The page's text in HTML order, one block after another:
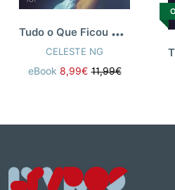
T
udo o Que Ficou Por Dizer
CELESTE NG
eBook 8,99€ 11,99€